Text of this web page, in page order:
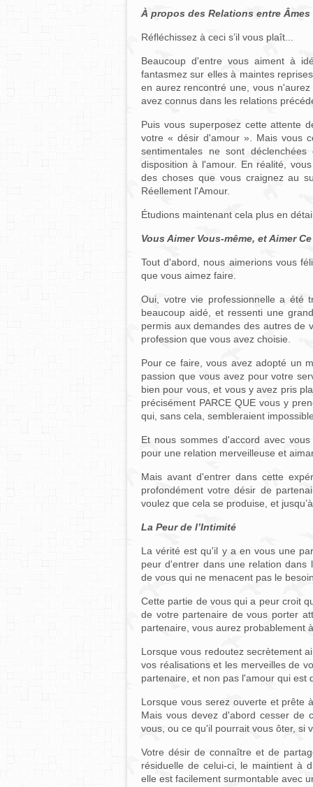
À propos des Relations entre
Réfléchissez à ceci s’il vous plaît...
Beaucoup d'entre vous aiment à
fantasmez sur elles à maintes
en aurez rencontré une, vous
avez connus dans les relations
Puis vous superposez cette attente
votre « désir d'amour ». Mais vous
sentimentales ne sont
disposition à l'amour. En réalité,
des choses que vous craignez au
Réellement l'Amour.
Étudions maintenant cela plus en
Vous Aimer Vous-même, et Aimer
Tout d'abord, nous aimerions vous
que vous aimez faire.
Oui, votre vie professionnelle a été
beaucoup aidé, et ressenti une
permis aux demandes des autres
profession que vous avez choisie.
Pour ce faire, vous avez adopté un
passion que vous avez pour votre
bien pour vous, et vous y avez pris
précisément PARCE QUE vous y
qui, sans cela, sembleraient
Et nous sommes d'accord avec
pour une relation merveilleuse et
Mais avant d'entrer dans cette
profondément votre désir de
voulez que cela se produise, et
La Peur de l’Intimité
La vérité est qu'il y a en vous une
peur d'entrer dans une relation dans
de vous qui ne menacent pas le
Cette partie de vous qui a peur croit
de votre partenaire de vous porter
partenaire, vous aurez probablement
Lorsque vous redoutez secrètement
vos réalisations et les merveilles de
partenaire, et non pas l'amour qui est
Lorsque vous serez ouverte et prête
Mais vous devez d'abord cesser de
vous, ou ce qu'il pourrait vous ôter, si
Votre désir de connaître et de
résiduelle de celui-ci, le maintient à
elle est facilement surmontable avec